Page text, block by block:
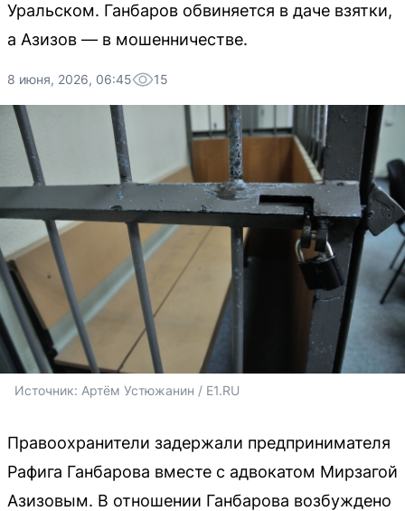
Уральском. Ганбаров обвиняется в даче взятки,
а Азизов — в мошенничестве.
8 июня, 2026, 06:45 15
Источник: Артём Устюжанин / E1.RU
Правоохранители задержали предпринимателя
Рафига Ганбарова вместе с адвокатом Мирзагой
Азизовым. В отношении Ганбарова возбуждено